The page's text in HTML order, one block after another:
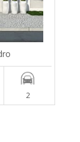
2